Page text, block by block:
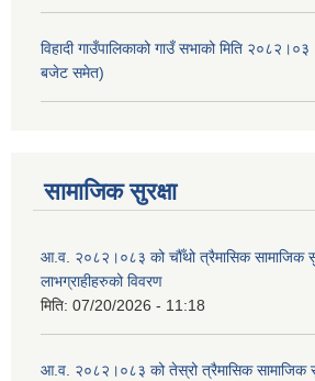
विहादी गाउँपालिकाको गाउँ सभाको मिति
बजेट समेत)
सामाजिक सुरक्षा
आ.व. २०८२।०८३ को चौँथो त्रैमासिक सामाजिक
लाभग्राहीहरुको विवरण
मिति: 07/20/2026 - 11:18
आ.व. २०८२।०८३ को तेस्रो त्रैमासिक सामाजिक